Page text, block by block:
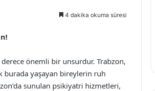
4 dakika okuma süresi
derece önemli bir unsurdur. Trabzon,
burada yaşayan bireylerin ruh
sunulan psikiyatri hizmetleri,